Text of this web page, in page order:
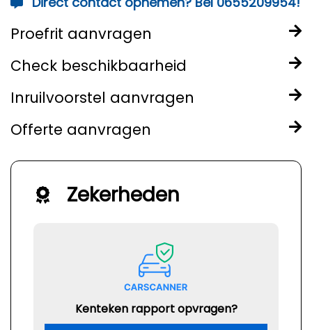
Proefrit aanvragen
Check beschikbaarheid
Inruilvoorstel aanvragen
Offerte aanvragen
Zekerheden
Kenteken rapport opvragen?